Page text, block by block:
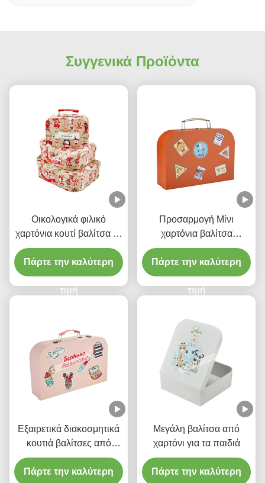
Συγγενικά Προϊόντα
Οικολογικά φιλικό
χαρτόνια κουτί βαλίτσα με
λαβή για τη
χριστουγεννιάτικη
συσκευασία δώρο
Πάρτε την καλύτερη
τιμή
Προσαρμογή Μίνι
χαρτόνια βαλίτσα
χαρτόνια χαρτοφύλακα
κουτί με λαβή
Πάρτε την καλύτερη
τιμή
Εξαιρετικά διακοσμητικά
κουτιά βαλίτσες από
χαρτόνι με λαβή Pu για
δώρα και παιχνίδια
Πάρτε την καλύτερη
Μεγάλη βαλίτσα από
χαρτόνι για τα παιδιά
Πάρτε την καλύτερη